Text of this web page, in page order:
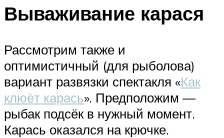
Вываживание карася
Рассмотрим также и
оптимистичный (для рыболова)
вариант развязки спектакля «Как
клюёт карась». Предположим —
рыбак подсёк в нужный момент.
Карась оказался на крючке.